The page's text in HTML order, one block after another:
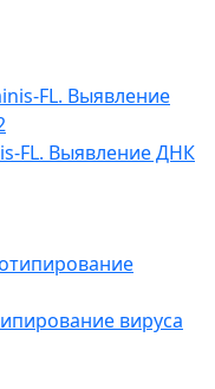
FL. Выявление ДНК
вируса